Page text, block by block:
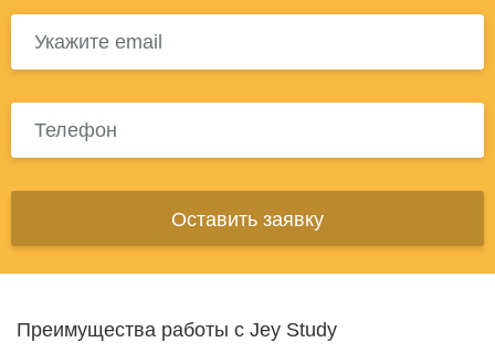
Оставить заявку
Преимущества работы с Jey Study